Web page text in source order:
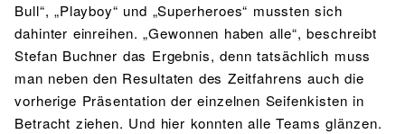
Bull“, „Playboy“ und „Superheroes“ mussten sich
dahinter einreihen. „Gewonnen haben alle“, beschreibt
Stefan Buchner das Ergebnis, denn tatsächlich muss
man neben den Resultaten des Zeitfahrens auch die
vorherige Präsentation der einzelnen Seifenkisten in
Betracht ziehen. Und hier konnten alle Teams glänzen.